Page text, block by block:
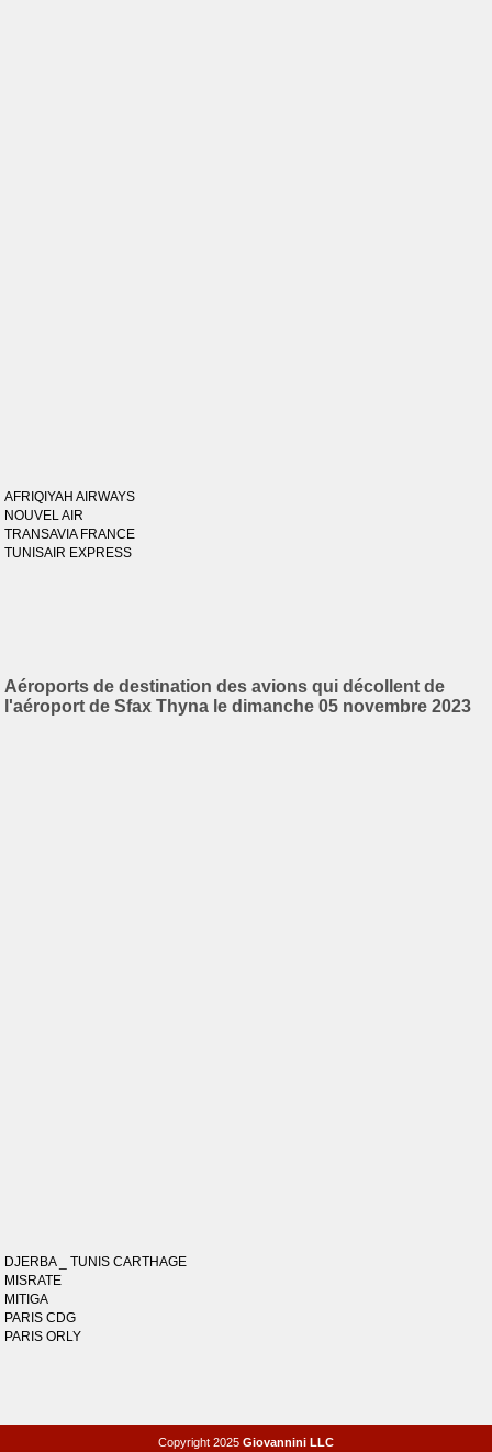
AFRIQIYAH AIRWAYS
NOUVEL AIR
TRANSAVIA FRANCE
TUNISAIR EXPRESS
Aéroports de destination des avions qui décollent de
l'aéroport de Sfax Thyna le dimanche 05 novembre 2023
DJERBA _ TUNIS CARTHAGE
MISRATE
MITIGA
PARIS CDG
PARIS ORLY
Copyright 2025 Giovannini LLC